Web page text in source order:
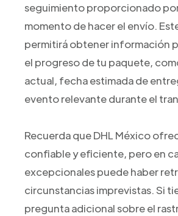
seguimiento proporcionado por
momento de hacer el envío.
permitirá obtener información
el progreso de tu paquete,
actual, fecha estimada de
evento relevante durante el
Recuerda que DHL México
confiable y eficiente, pero en
excepcionales puede haber
circunstancias imprevistas. Si
pregunta adicional sobre el